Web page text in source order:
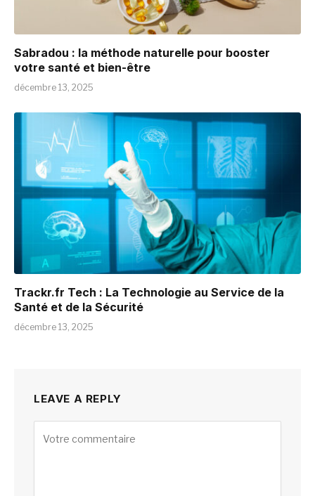
Sabradou : la méthode naturelle pour booster
votre santé et bien-être
décembre 13, 2025
Trackr.fr Tech : La Technologie au Service de la
Santé et de la Sécurité
décembre 13, 2025
LEAVE A REPLY